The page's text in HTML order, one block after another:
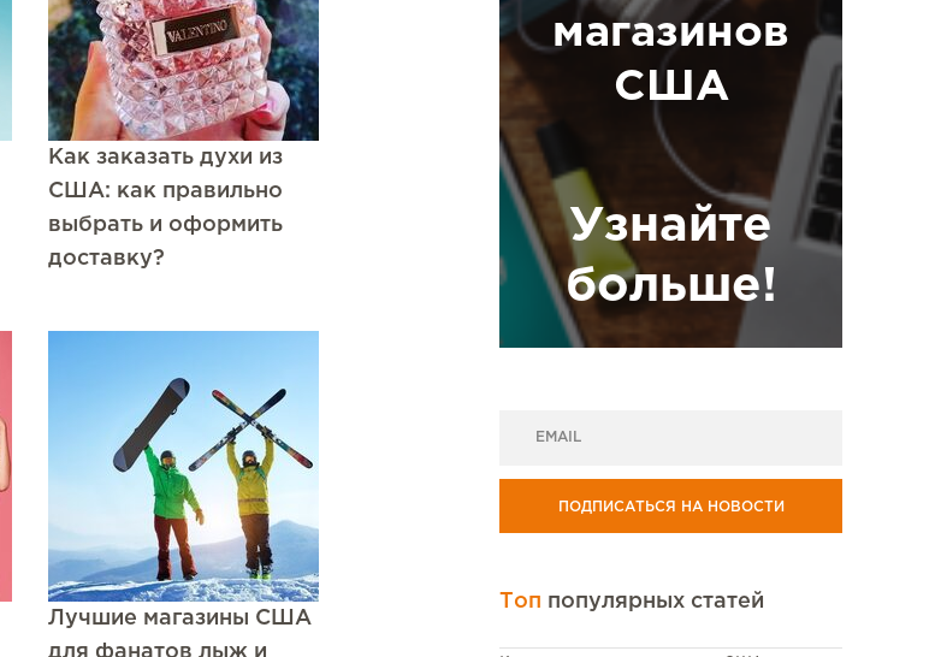
Как заказать духи из
США: как правильно
выбрать и оформить
доставку?
Лучшие магазины США
для фанатов лыж и
магазинов
США
Узнайте
больше!
ПОДПИСАТЬСЯ НА НОВОСТИ
Топ популярных статей